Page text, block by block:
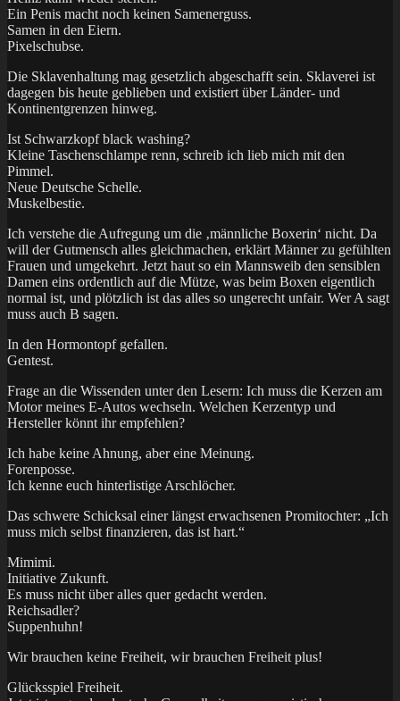
Ein Penis macht noch keinen Samenerguss.
Samen in den Eiern.
Pixelschubse.
Die Sklavenhaltung mag gesetzlich abgeschafft sein. Sklaverei ist
dagegen bis heute geblieben und existiert über Länder- und
Kontinentgrenzen hinweg.
Ist Schwarzkopf black washing?
Kleine Taschenschlampe renn, schreib ich lieb mich mit den
Pimmel.
Neue Deutsche Schelle.
Muskelbestie.
Ich verstehe die Aufregung um die ‚männliche Boxerin‘ nicht. Da
will der Gutmensch alles gleichmachen, erklärt Männer zu gefühlten
Frauen und umgekehrt. Jetzt haut so ein Mannsweib den sensiblen
Damen eins ordentlich auf die Mütze, was beim Boxen eigentlich
normal ist, und plötzlich ist das alles so ungerecht unfair. Wer A sagt
muss auch B sagen.
In den Hormontopf gefallen.
Gentest.
Frage an die Wissenden unter den Lesern: Ich muss die Kerzen am
Motor meines E-Autos wechseln. Welchen Kerzentyp und
Hersteller könnt ihr empfehlen?
Ich habe keine Ahnung, aber eine Meinung.
Forenposse.
Ich kenne euch hinterlistige Arschlöcher.
Das schwere Schicksal einer längst erwachsenen Promitochter: „Ich
muss mich selbst finanzieren, das ist hart.“
Mimimi.
Initiative Zukunft.
Es muss nicht über alles quer gedacht werden.
Reichsadler?
Suppenhuhn!
Wir brauchen keine Freiheit, wir brauchen Freiheit plus!
Glücksspiel Freiheit.